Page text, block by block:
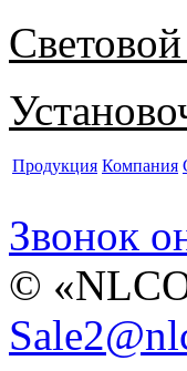
Продукция Компания
Звонок
©
Sale2@